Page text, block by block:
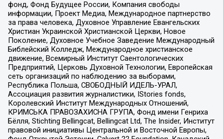
фонд, Фонд Будущее России, Компания свободы
информации, Проект Медиа, Международное партнерство
за права человека, Духовное Управление Евангельских
Христиан Украинской Христианской Церкви, Новое
Поколение, Духовное Учебное Заведение Международный
Библейский Колледж, Международное христианское
движение, Всемирный Институт Саентологических
Предприятий, Церковь Духовной Технологии, Европейская
сеть организаций по наблюдению за выборами,
Республика Польша, СВОБОДНЫЙ ИДЕЛЬ-УРАЛ,
Ассоциация развития журналистики, IStories fonds,
Королевский Институт Международных Отношений,
КРИМСЬКА ПРАВОЗАХИСНА ГРУПА, Фонд имени Генриха
Бёлля, Stichting Bellingcat, Bellingcat Ltd, The Insider, Институт
правовой инициативы Центральной и Восточной Европы,